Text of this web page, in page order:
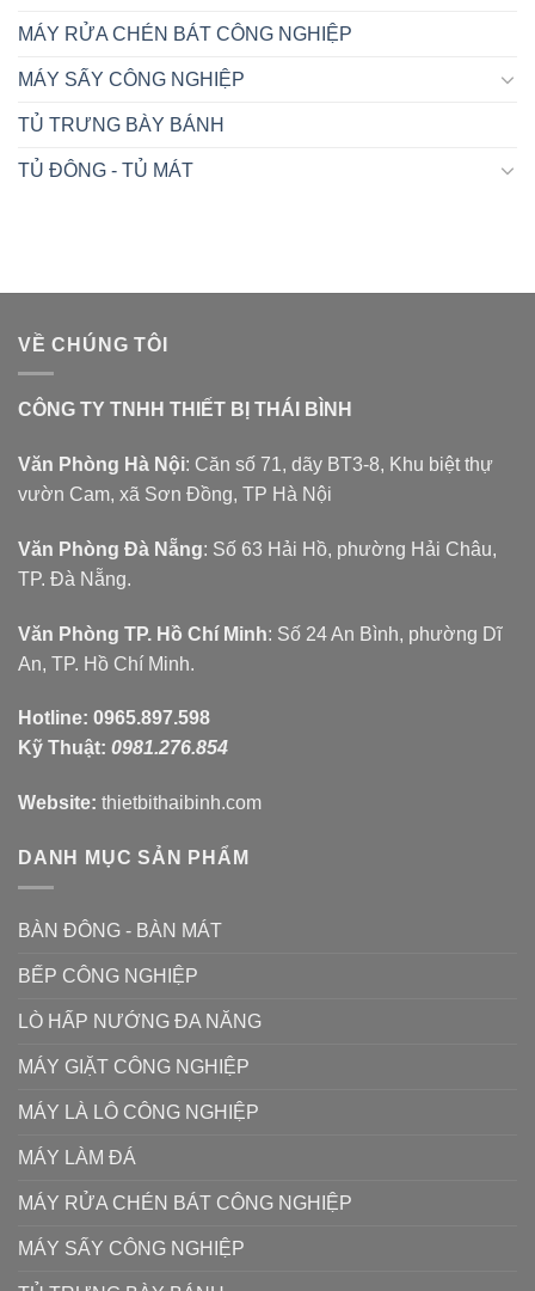
MÁY RỬA CHÉN BÁT CÔNG NGHIỆP
MÁY SẤY CÔNG NGHIỆP
TỦ TRƯNG BÀY BÁNH
TỦ ĐÔNG - TỦ MÁT
VỀ CHÚNG TÔI
CÔNG TY TNHH THIẾT BỊ THÁI BÌNH
Văn Phòng Hà Nội: Căn số 71, dãy BT3-8, Khu biệt thự
vườn Cam, xã Sơn Đồng, TP Hà Nội
Văn Phòng Đà Nẵng: Số 63 Hải Hồ, phường Hải Châu,
TP. Đà Nẵng.
Văn Phòng TP. Hồ Chí Minh: Số 24 An Bình, phường Dĩ
An, TP. Hồ Chí Minh.
Hotline: 0965.897.598
Kỹ Thuật: 0981.276.854
Website: thietbithaibinh.com
DANH MỤC SẢN PHẨM
BÀN ĐÔNG - BÀN MÁT
BẾP CÔNG NGHIỆP
LÒ HẤP NƯỚNG ĐA NĂNG
MÁY GIẶT CÔNG NGHIỆP
MÁY LÀ LÔ CÔNG NGHIỆP
MÁY LÀM ĐÁ
MÁY RỬA CHÉN BÁT CÔNG NGHIỆP
MÁY SẤY CÔNG NGHIỆP